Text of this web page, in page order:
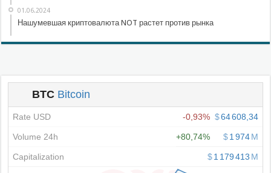
01.06.2024
Нашумевшая криптовалюта NOT растет против рынка